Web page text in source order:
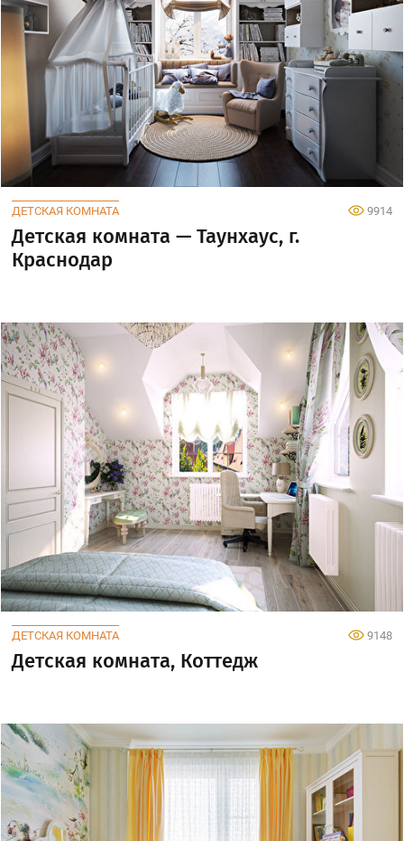
ДЕТСКАЯ КОМНАТА 9914
Детская комната — Таунхаус, г.
Краснодар
ДЕТСКАЯ КОМНАТА 9148
Детская комната, Коттедж